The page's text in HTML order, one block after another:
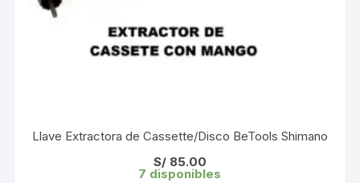
Llave Extractora de Cassette/Disco BeTools Shimano
S/85.00
7 disponibles